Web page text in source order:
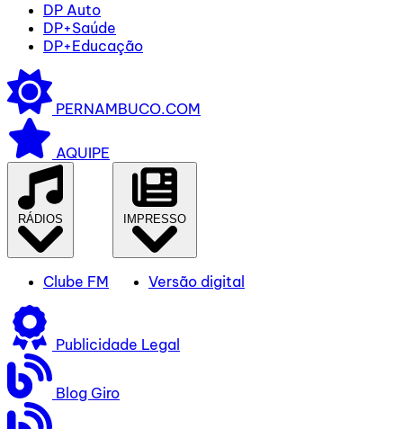
DP Auto
DP+Saúde
DP+Educação
PERNAMBUCO.COM
AQUIPE
RÁDIOS
Clube FM
IMPRESSO
Versão digital
Publicidade Legal
Blog Giro